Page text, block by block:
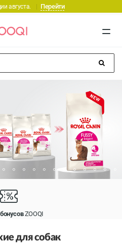
августа. Перейти
бонусовZOOQI
для собак